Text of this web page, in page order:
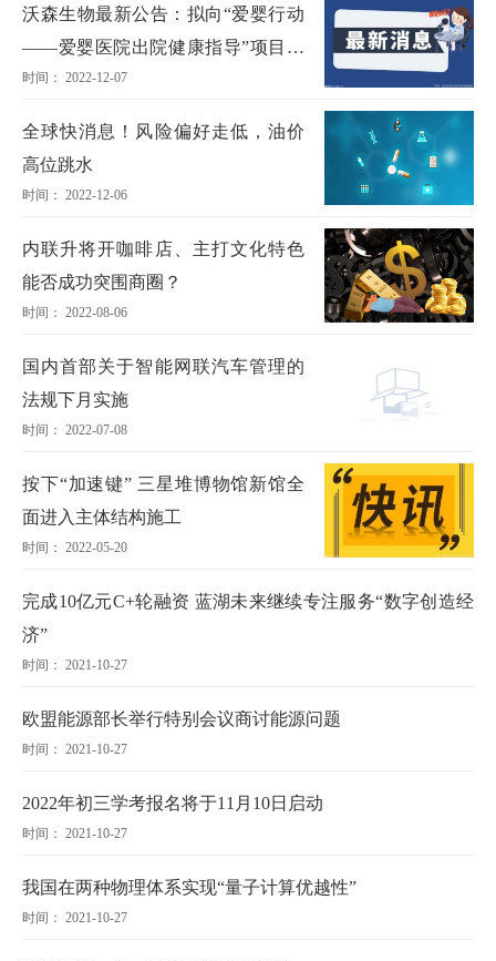
沃森生物最新公告：拟向“爱婴行动
——爱婴医院出院健康指导”项目捐
赠545万元
时间： 2022-12-07
全球快消息！风险偏好走低，油价
高位跳水
时间： 2022-12-06
内联升将开咖啡店、主打文化特色
能否成功突围商圈？
时间： 2022-08-06
国内首部关于智能网联汽车管理的
法规下月实施
时间： 2022-07-08
按下“加速键” 三星堆博物馆新馆全
面进入主体结构施工
时间： 2022-05-20
完成10亿元C+轮融资 蓝湖未来继续专注服务“数字创造经
济”
时间： 2021-10-27
欧盟能源部长举行特别会议商讨能源问题
时间： 2021-10-27
2022年初三学考报名将于11月10日启动
时间： 2021-10-27
我国在两种物理体系实现“量子计算优越性”
时间： 2021-10-27